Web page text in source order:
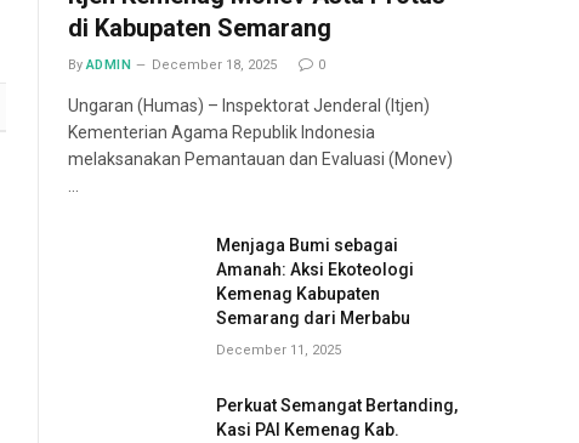
di Kabupaten Semarang
By ADMIN December 18, 2025 0
Ungaran (Humas) – Inspektorat Jenderal (Itjen)
Kementerian Agama Republik Indonesia
melaksanakan Pemantauan dan Evaluasi (Monev)
…
Menjaga Bumi sebagai
Amanah: Aksi Ekoteologi
Kemenag Kabupaten
Semarang dari Merbabu
December 11, 2025
Perkuat Semangat Bertanding,
Kasi PAI Kemenag Kab.